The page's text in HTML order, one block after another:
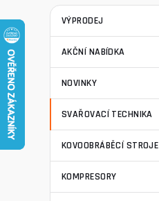
VÝPRODEJ
AKČNÍ NABÍDKA
NOVINKY
SVAŘOVACÍ TECHNIKA
KOVOOBRÁBĚCÍ STROJE
KOMPRESORY